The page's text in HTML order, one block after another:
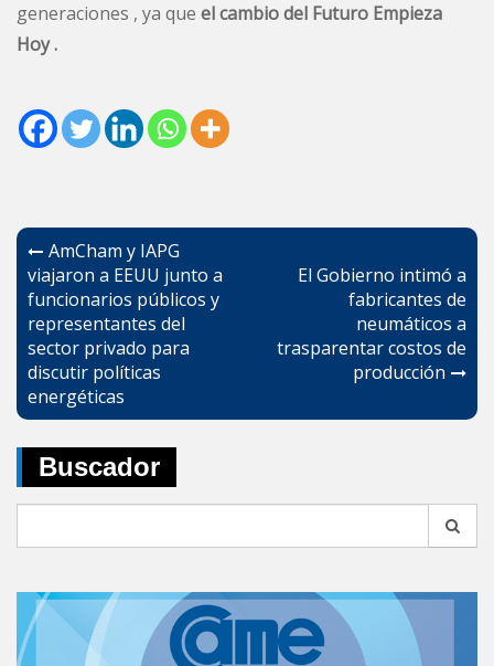
generaciones , ya que el cambio del Futuro Empieza
Hoy .
Navegación
de
entradas
AmCham y IAPG
viajaron a EEUU junto a
funcionarios públicos y
representantes del
sector privado para
discutir políticas
energéticas
El Gobierno intimó a
fabricantes de
neumáticos a
trasparentar costos de
producción
Buscador